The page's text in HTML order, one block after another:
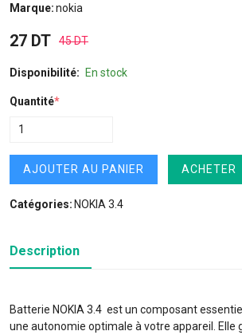
Marque:nokia
27 DT 45 DT
Disponibilité: En stock
Quantité*
AJOUTER AU PANIER ACHETER
Catégories: NOKIA 3.4
Description
Batterie NOKIA 3.4 est un composant
une autonomie optimale à votre appareil. Elle